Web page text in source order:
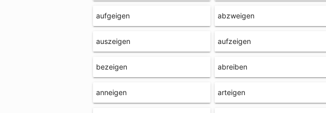
aufgeigen abzweigen
auszeigen aufzeigen
bezeigen abreiben
anneigen arteigen